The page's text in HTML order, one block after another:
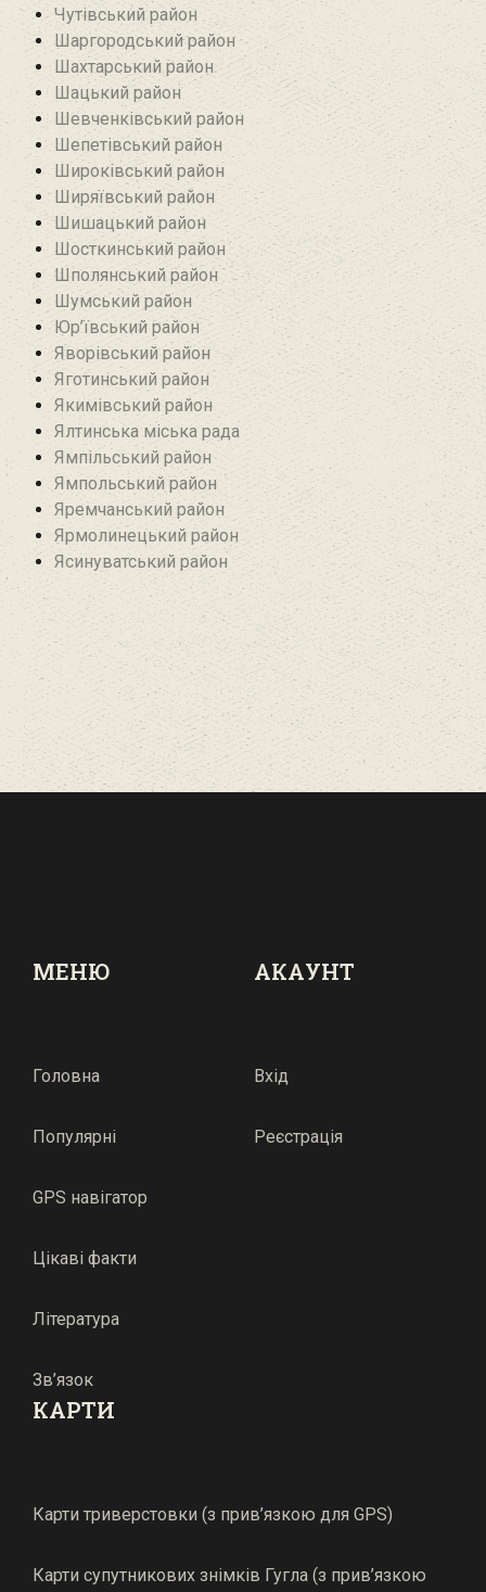
Чутівський район
Шаргородський район
Шахтарський район‎
Шацький район
Шевченківський район
Шепетівський район
Широківський район
Ширяївський район
Шишацький район
Шосткинський район
Шполянський район
Шумський район
Юр’ївський район
Яворівський район
Яготинський район
Якимівський район
Ялтинська міська рада
Ямпільський район
Ямпольський район
Яремчанський район
Ярмолинецький район
Ясинуватський район
МЕНЮ
Головна
Популярні
GPS навігатор
Цікаві факти
Література
Зв’язок
АКАУНТ
Вхід
Реєстрація
КАРТИ
Карти триверстовки (з прив’язкою для GPS)
Карти супутникових знімків Гугла (з прив’язкою